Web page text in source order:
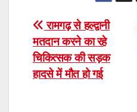
Post
navigation
रामगढ़ से हल्द्वानी
मतदान करने का रहे
चिकित्सक की सड़क
हादसे में मौत हो गई